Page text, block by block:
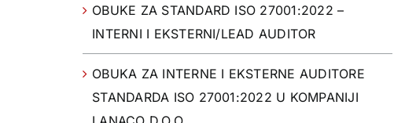
OBUKE ZA STANDARD ISO 27001:2022 –
INTERNI I EKSTERNI/LEAD AUDITOR
OBUKA ZA INTERNE I EKSTERNE AUDITORE
STANDARDA ISO 27001:2022 U KOMPANIJI